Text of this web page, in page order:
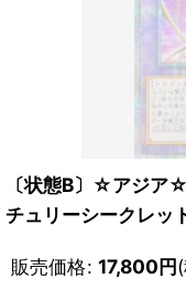
〔状態B〕☆アジア
チュリーシークレッ
販売価格: 17,800円